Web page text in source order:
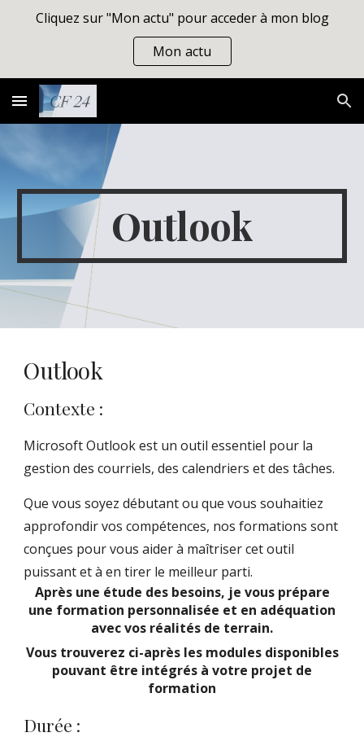
Skip to main content Skip to navigation
Cliquez sur "Mon actu" pour acceder à mon blog
Mon actu
Outlook
Outlook
Contexte :
Microsoft Outlook est un outil essentiel pour la
gestion des courriels, des calendriers et des tâches.
Que vous soyez débutant ou que vous souhaitiez
approfondir vos compétences, nos formations sont
conçues pour vous aider à maîtriser cet outil
puissant et à en tirer le meilleur parti.
Après une étude des besoins, je vous prépare
une formation personnalisée et en adéquation
avec vos réalités de terrain.
Vous trouverez ci-après les modules disponibles
pouvant être intégrés à votre projet de
formation
Durée :